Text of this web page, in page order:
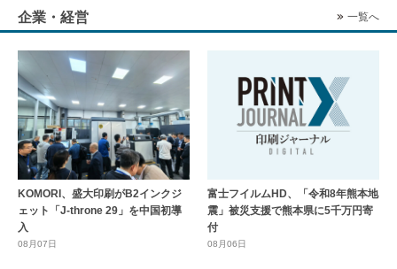
企業・経営 一覧へ
KOMORI、盛大印刷がB2インクジ
ェット「J-throne 29」を中国初導
入
08月07日
富士フイルムHD、「令和8年熊本地
震」被災支援で熊本県に5千万円寄
付
08月06日